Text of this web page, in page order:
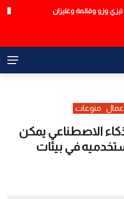
تيزي وزو وقالمة وغليزان
منوعات
الاصطناعي يمكن
في بيئات